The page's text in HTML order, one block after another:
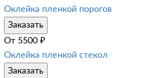
Оклейка пленкой порогов
Заказать
От 5500 ₽
Оклейка пленкой стекол
Заказать